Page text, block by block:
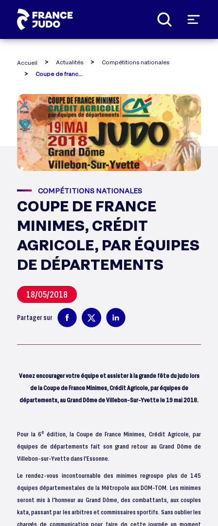
Accueil Actualités
Compétitions nationales
COMPÉTITIONS NATIONALES
COUPE DE FRANCE
MINIMES, CRÉDIT
AGRICOLE, PAR ÉQUIPES
DE DÉPARTEMENTS
18/05/2018
Partager sur
Venez encourager votre équipe et assister à la grande fête du judo lors
de la Coupe de France Minimes, Crédit Agricole, par équipes de
départements, au Grand Dôme de Villebon-Sur-Yvette le 19 mai 2018.
Pour la 6e édition, la Coupe de France Minimes, Crédit Agricole, par
équipes de départements fait son grand retour au Grand Dôme de
Villebon-sur-Yvette dans l'Essonne.
Le rendez-vous incontournable des minimes regroupe plus de 145
équipes départementales de la Métropole aux DOM-TOM. Les minimes
seront mis à l'honneur au Grand Dôme, des combattants, aux couples
kata, passant par les arbitres et commissaires sportifs. Sans oublier les
chargés de communication pour faire de cette journée un moment